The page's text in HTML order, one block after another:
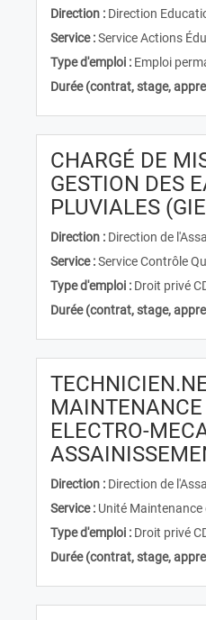
Direction : Direction
Service :Service Actions
Type d'emploi : Emploi
Durée (contrat, stage,
CHARGÉ DE
GESTION DES
PLUVIALES
Direction : Direction de
Service :Service Contrôle
Type d'emploi : Droit privé
Durée (contrat, stage,
ELECTRO-
Direction : Direction de
Service : Unité
Type d'emploi : Droit privé
Durée (contrat, stage,